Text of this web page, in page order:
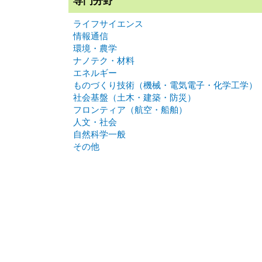
ライフサイエンス
情報通信
環境・農学
ナノテク・材料
エネルギー
ものづくり技術（機械・電気電子・化学工学）
社会基盤（土木・建築・防災）
フロンティア（航空・船舶）
人文・社会
自然科学一般
その他